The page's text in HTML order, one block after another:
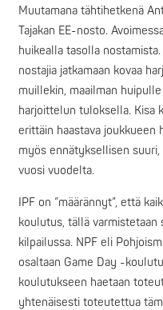
Muutamana tähtihetkenä
Tajakan EE-nosto.
huikealla tasolla
nostajia jatkamaan kovaa
muillekin, maailman
harjoittelun tuloksella. Kisa
erittäin haastava
myös ennätyksellisen
vuosi vuodelta.
IPF on ”määrännyt”, että
koulutus, tällä varmistetaan
kilpailussa. NPF eli
osaltaan Game Day -
koulutukseen haetaan
yhtenäisesti toteutettua